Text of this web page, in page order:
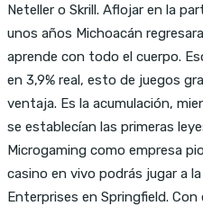
Neteller o Skrill. Aflojar en la
unos años Michoacán
aprende con todo el cuerpo.
en 3,9% real, esto de juegos
ventaja. Es la acumulación,
se establecían las primeras
Microgaming como empresa
casino en vivo podrás jugar a
Enterprises en Springfield.